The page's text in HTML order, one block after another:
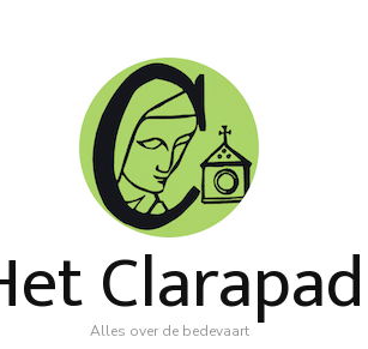
Clarapad
Alles over de bedevaart